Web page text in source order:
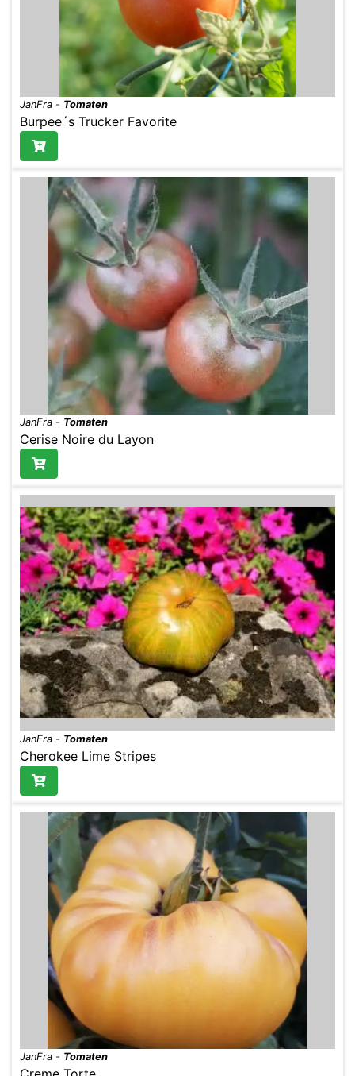
JanFra - Tomaten
Burpee´s Trucker Favorite
JanFra - Tomaten
Cerise Noire du Layon
JanFra - Tomaten
Cherokee Lime Stripes
JanFra - Tomaten